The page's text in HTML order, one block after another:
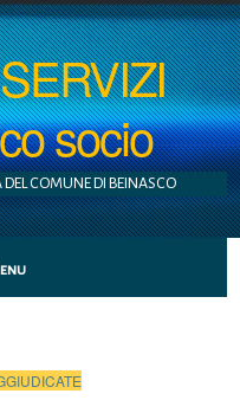
socio
DEL COMUNE DI BEINASCO